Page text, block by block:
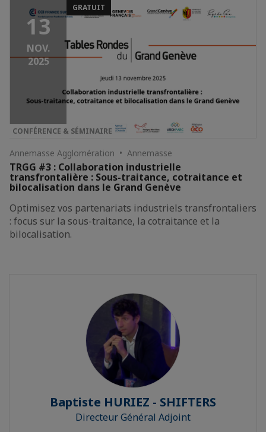
13
NOV.
2025
GRATUIT
CONFÉRENCE & SÉMINAIRE
Annemasse Agglomération • Annemasse
TRGG #3 : Collaboration industrielle
transfrontalière : Sous-traitance, cotraitance et
bilocalisation dans le Grand Genève
Optimisez vos partenariats industriels transfrontaliers
: focus sur la sous-traitance, la cotraitance et la
bilocalisation.
Baptiste HURIEZ - SHIFTERS
Directeur Général Adjoint